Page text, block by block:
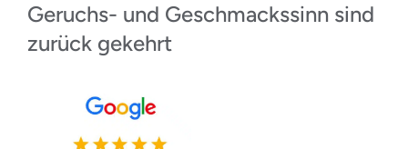
Geruchs- und Geschmackssinn sind
zurück gekehrt